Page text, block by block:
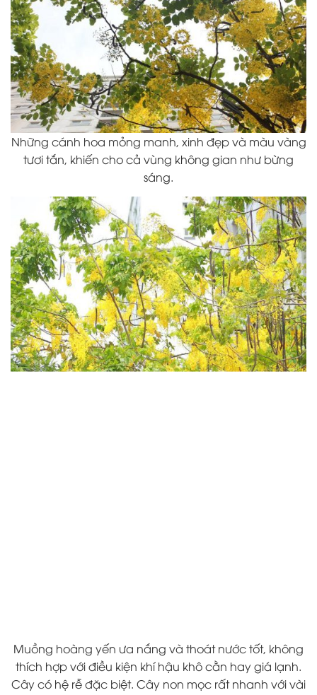
Những cánh hoa mỏng manh, xinh đẹp và màu vàng
tươi tắn, khiến cho cả vùng không gian như bừng
sáng.
Muồng hoàng yến ưa nắng và thoát nước tốt, không
thích hợp với điều kiện khí hậu khô cằn hay giá lạnh.
Cây có hệ rễ đặc biệt. Cây non mọc rất nhanh với vài